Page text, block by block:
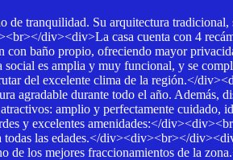
tranquilidad. Su arquitectura tradicional,
div><div>La casa cuenta con 4
con baño propio, ofreciendo mayor
es amplia y muy funcional, y se
del excelente clima de la región.</
agradable durante todo el año. Además,
amplio y perfectamente cuidado,
y excelentes amenidades:</
las edades.</div><div><br></
de los mejores fraccionamientos de la